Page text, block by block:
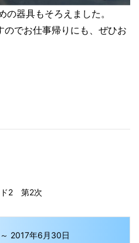
器具もそろえました。
でお仕事帰りにも、ぜひお
ド2 第2次
2017年6月30日